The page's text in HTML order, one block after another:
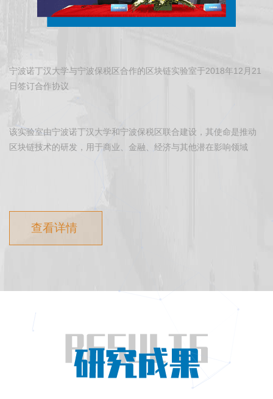
宁波诺丁汉大学与宁波保税区合作的区块链实验室于2018年12月21
日签订合作协议
该实验室由宁波诺丁汉大学和宁波保税区联合建设，其使命是推动
区块链技术的研发，用于商业、金融、经济与其他潜在影响领域
查看详情